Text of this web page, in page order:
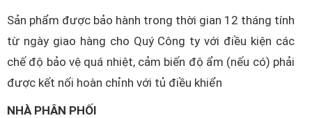
Sản phẩm được bảo hành trong thời gian 12 tháng tính
từ ngày giao hàng cho Quý Công ty với điều kiện các
chế độ bảo vệ quá nhiệt, cảm biến độ ẩm (nếu có) phải
được kết nối hoàn chỉnh với tủ điều khiển
NHÀ PHÂN PHỐI